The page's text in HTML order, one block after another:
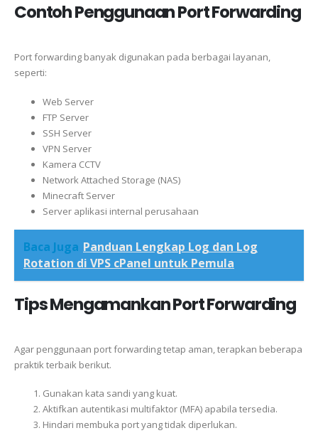
Contoh Penggunaan Port Forwarding
Port forwarding banyak digunakan pada berbagai layanan,
seperti:
Web Server
FTP Server
SSH Server
VPN Server
Kamera CCTV
Network Attached Storage (NAS)
Minecraft Server
Server aplikasi internal perusahaan
Baca Juga Panduan Lengkap Log dan Log
Rotation di VPS cPanel untuk Pemula
Tips Mengamankan Port Forwarding
Agar penggunaan port forwarding tetap aman, terapkan beberapa
praktik terbaik berikut.
Gunakan kata sandi yang kuat.
Aktifkan autentikasi multifaktor (MFA) apabila tersedia.
Hindari membuka port yang tidak diperlukan.